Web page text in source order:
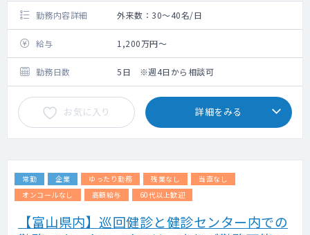
勤務内容詳細 外来数：30～40名/日
給与 1,200万円～
勤務日数 5日 ※週4日から相談可
お気に入り 詳細をみる
常勤 企業 ゆったり勤務 残業なし
当直なし
オンコールなし
高額給与 60代以上歓迎
【富山県内】巡回健診と健診センター内での